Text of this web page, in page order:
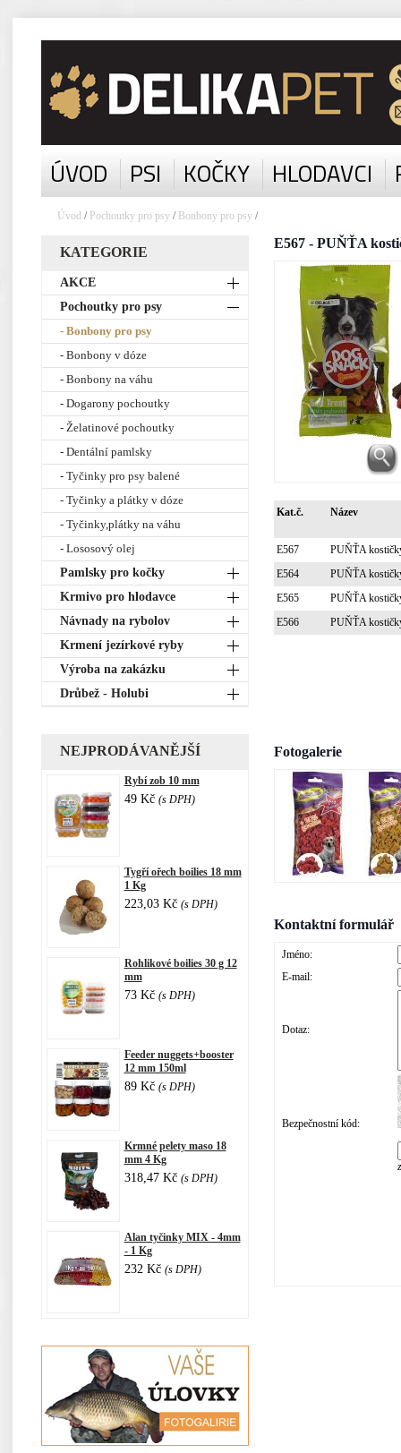
ÚVOD PSI KOČKY HLODAVCI
Úvod / Pochoutky pro psy / Bonbony pro psy/
KATEGORIE
AKCE
Pochoutky pro psy
- Bonbony pro psy
- Bonbony v dóze
- Bonbony na váhu
- Dogarony pochoutky
- Želatinové pochoutky
- Dentální pamlsky
- Tyčinky pro psy balené
- Tyčinky a plátky v dóze
- Tyčinky,plátky na váhu
- Lososový olej
Pamlsky pro kočky
Krmivo pro hlodavce
Návnady na rybolov
Krmení jezírkové ryby
Výroba na zakázku
Drůbež - Holubi
NEJPRODÁVANĚJŠÍ
Rybí zob 10 mm
49 Kč (s DPH)
Tygří ořech boilies 18 mm
1 Kg
223,03 Kč (s DPH)
Rohlikové boilies 30 g 12
mm
73 Kč (s DPH)
Feeder nuggets+booster
12 mm 150ml
89 Kč (s DPH)
Krmné pelety maso 18
mm 4 Kg
318,47 Kč (s DPH)
Alan tyčinky MIX - 4mm
- 1 Kg
232 Kč (s DPH)
E567 - PUŇŤA
Kat.č. Název
E567
PUŇŤA
E564
PUŇŤA
E565
PUŇŤA
E566
PUŇŤA
Fotogalerie
Kontaktní formulář
Jméno:
E-mail:
Dotaz:
Bezpečnostní kód: